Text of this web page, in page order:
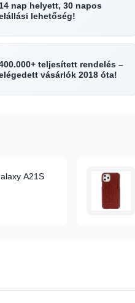
14 nap helyett, 30 napos
lehetőség!
teljesített rendelés –
vásárlók 2018 óta!
A21S